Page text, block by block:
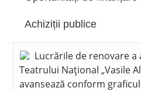
Achiziții publice
Lucrările de renovare a
Teatrului Național „Vasile
avansează conform